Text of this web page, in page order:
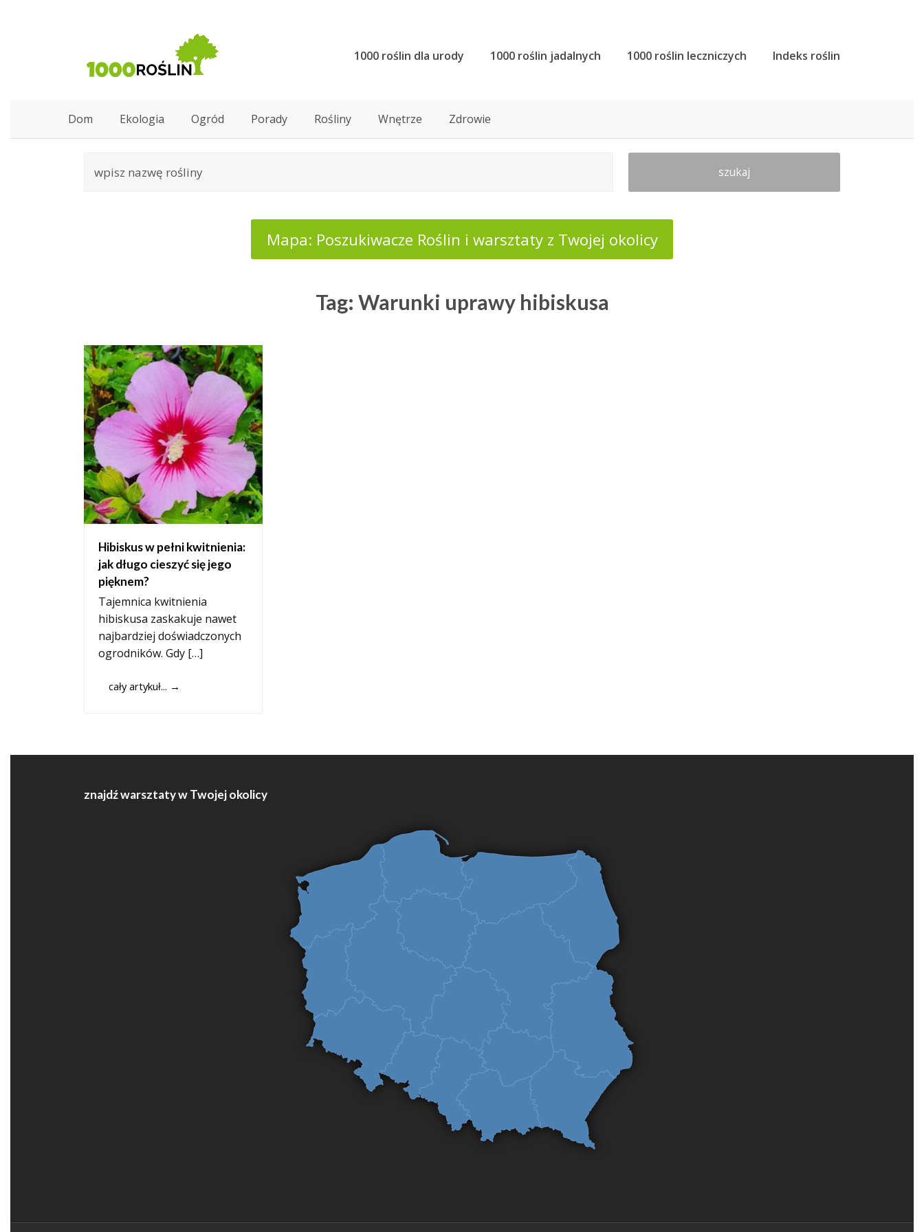
1000 roślin dla urody 1000 roślin jadalnych 1000 roślin leczniczych Indeks roślin
Dom Ekologia Ogród Porady Rośliny Wnętrze Zdrowie
szukaj
Mapa: Poszukiwacze Roślin i warsztaty z Twojej okolicy
Tag: Warunki uprawy hibiskusa
Hibiskus w pełni kwitnienia:
jak długo cieszyć się jego
pięknem?
Tajemnica kwitnienia
hibiskusa zaskakuje nawet
najbardziej doświadczonych
ogrodników. Gdy […]
cały artykuł... →
znajdź warsztaty w Twojej okolicy